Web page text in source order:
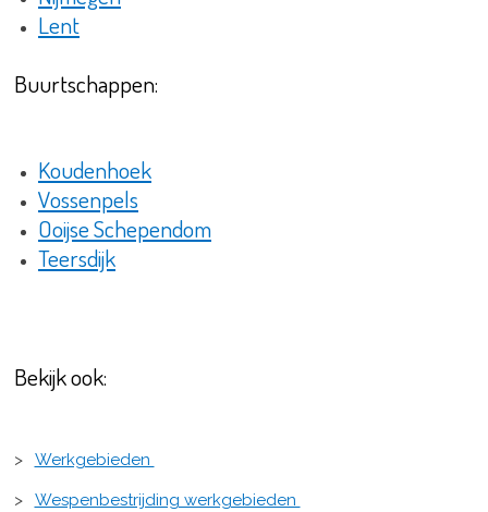
Lent
Buurtschappen:
Koudenhoek
Vossenpels
Ooijse Schependom
Teersdijk
Bekijk ook:
> Werkgebieden
> Wespenbestrijding werkgebieden